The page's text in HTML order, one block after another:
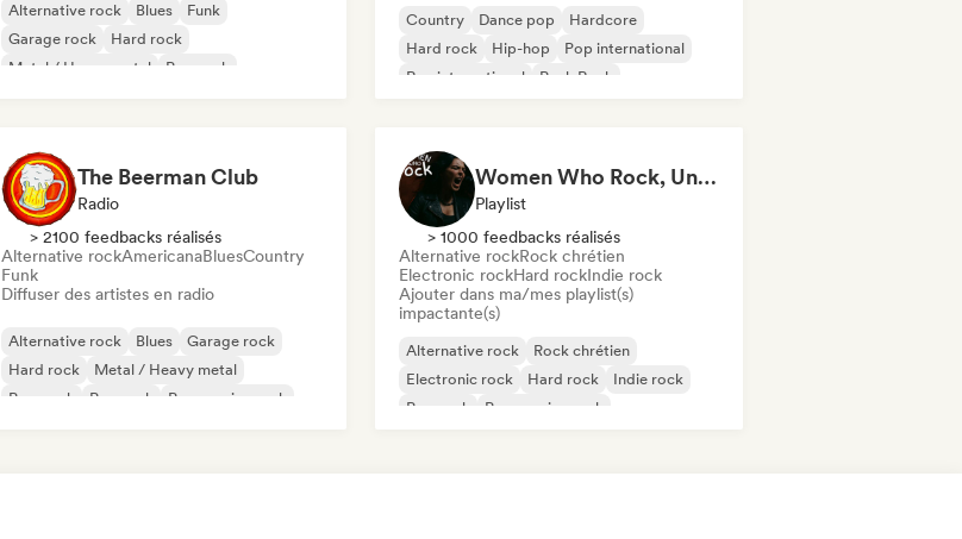
Alternative rock Blues
Funk
Garage rock
Hard rock
Metal / Heavy metal
Pop rock
Country Dance pop
Hardcore
Hard rock
Hip-hop
Pop international
Rap international
Punk Rock
The Beerman Club
Radio
> 2100 feedbacks réalisés
Alternative rockAmericanaBluesCountry
Funk
Diffuser des artistes en radio
Alternative rock Blues
Garage rock
Hard rock
Metal / Heavy metal
Pop punk
Pop rock Progressive rock
Women Who Rock, Unapologetically
Playlist
> 1000 feedbacks réalisés
Alternative rockRock chrétien
Electronic rockHard rockIndie rock
Ajouter dans ma/mes playlist(s)
impactante(s)
Alternative rock
Rock chrétien
Electronic rock
Hard rock
Indie rock
Pop rock
Progressive rock